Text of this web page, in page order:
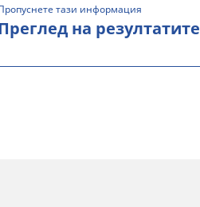
тази информация
на резултатите